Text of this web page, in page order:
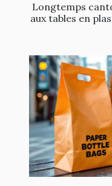
Longtemps
aux tables en